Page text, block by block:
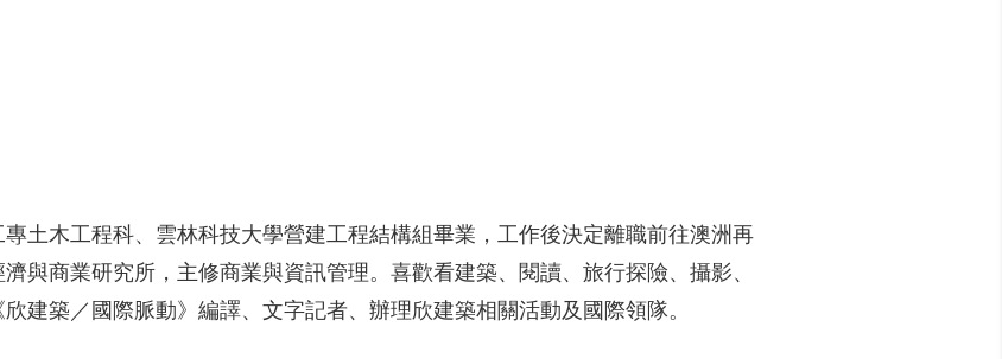
土木工程科、雲林科技大學營建工程結構組畢業，工作後決定離職前往澳洲再
與商業研究所，主修商業與資訊管理。喜歡看建築、閱讀、旅行探險、攝影、
建築／國際脈動》編譯、文字記者、辦理欣建築相關活動及國際領隊。